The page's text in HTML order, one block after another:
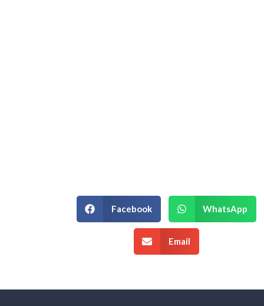
Facebook WhatsApp
Email